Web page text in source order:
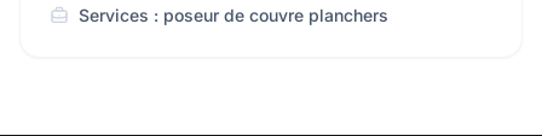
Services : poseur de couvre planchers